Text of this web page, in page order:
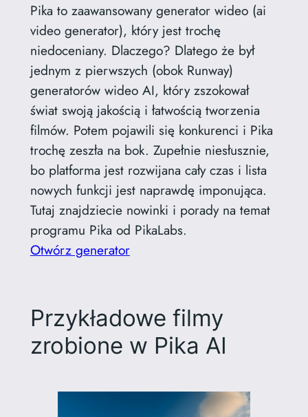
Pika to zaawansowany generator wideo (ai
video generator), który jest trochę
niedoceniany. Dlaczego? Dlatego że był
jednym z pierwszych (obok Runway)
generatorów wideo AI, który zszokował
świat swoją jakością i łatwością tworzenia
filmów. Potem pojawili się konkurenci i Pika
trochę zeszła na bok. Zupełnie niesłusznie,
bo platforma jest rozwijana cały czas i lista
nowych funkcji jest naprawdę imponująca.
Tutaj znajdziecie nowinki i porady na temat
programu Pika od PikaLabs.
Otwórz generator
Przykładowe filmy
zrobione w Pika AI